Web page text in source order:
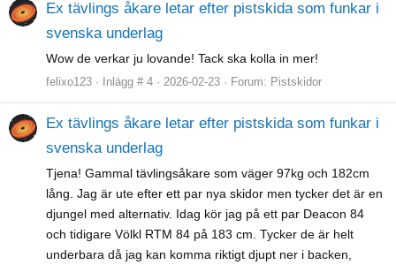
Ex tävlings åkare letar efter pistskida som funkar i
svenska underlag
Wow de verkar ju lovande! Tack ska kolla in mer!
felixo123 Inlägg # 4 2026-02-23 Forum: Pistskidor
Ex tävlings åkare letar efter pistskida som funkar i
svenska underlag
Tjena! Gammal tävlingsåkare som väger 97kg och 182cm
lång. Jag är ute efter ett par nya skidor men tycker det är en
djungel med alternativ. Idag kör jag på ett par Deacon 84
och tidigare Völkl RTM 84 på 183 cm. Tycker de är helt
underbara då jag kan komma riktigt djupt ner i backen,